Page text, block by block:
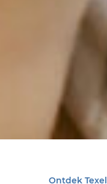
Ontdek Texel